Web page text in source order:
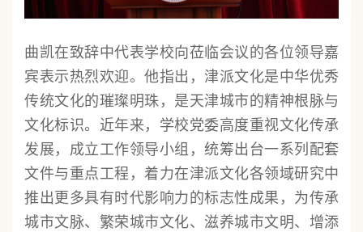
曲凯在致辞中代表学校向莅临会议的各位领导嘉
宾表示热烈欢迎。他指出，津派文化是中华优秀
传统文化的璀璨明珠，是天津城市的精神根脉与
文化标识。近年来，学校党委高度重视文化传承
发展，成立工作领导小组，统筹出台一系列配套
文件与重点工程，着力在津派文化各领域研究中
推出更多具有时代影响力的标志性成果，为传承
城市文脉、繁荣城市文化、滋养城市文明、增添